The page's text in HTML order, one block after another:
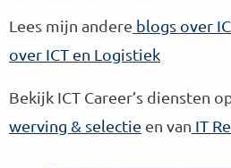
Lees mijn andere blogs over
over ICT en Logistiek
Bekijk ICT Career’s diensten
werving & selectie en van IT